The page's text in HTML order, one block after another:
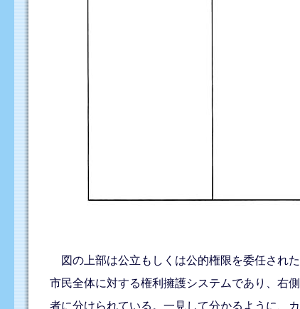
図の上部は公立もしくは公的権限を委任され
市民全体に対する権利擁護システムであり、右
者に分けられている。一見して分かるように、